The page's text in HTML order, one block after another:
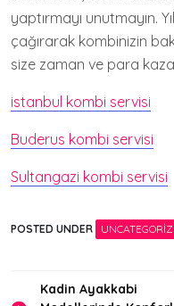
yaptırmayı unutmayın.
çağırarak kombinizin
size zaman ve para
istanbul kombi servisi
Buderus kombi servisi
Sultangazi kombi servisi
POSTED UNDER
YazıKadin Ayakkabi